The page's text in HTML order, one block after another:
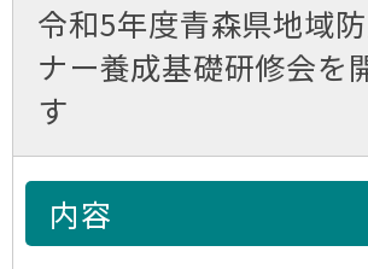
令和5年度青森県地域
ナー養成基礎研修会を
す
内容